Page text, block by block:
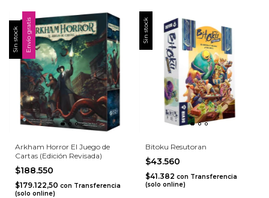
Sin stock Envío gratis
Arkham Horror El Juego de
Cartas (Edición Revisada)
$188.550
$179.122,50 con Transferencia
(solo online)
Sin stock
Bitoku Resutoran
$43.560
$41.382 con Transferencia
(solo online)